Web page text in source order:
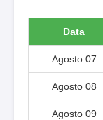
Data
Agosto 07
Agosto 08
Agosto 09